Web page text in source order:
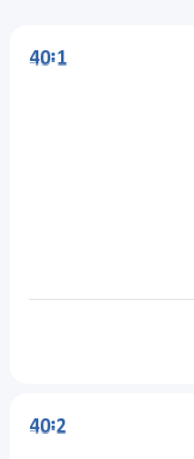
40:1
40:2